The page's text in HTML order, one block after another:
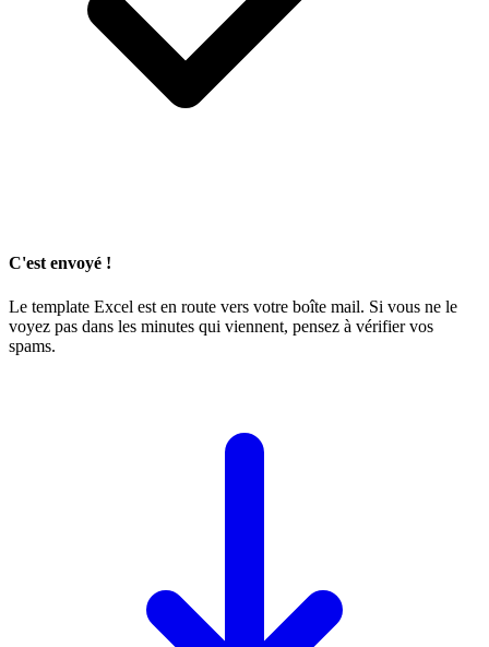
C'est envoyé !
Le template Excel est en route vers votre boîte mail. Si vous ne le
voyez pas dans les minutes qui viennent, pensez à vérifier vos
spams.